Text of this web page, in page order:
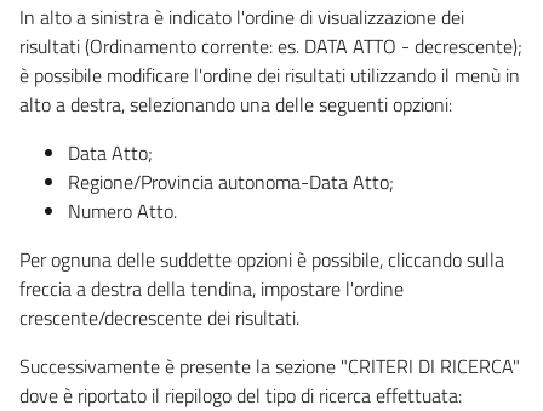
In alto a sinistra è indicato l'ordine di visualizzazione dei
risultati (Ordinamento corrente: es. DATA ATTO - decrescente);
è possibile modificare l'ordine dei risultati utilizzando il menù in
alto a destra, selezionando una delle seguenti opzioni:
Data Atto;
Regione/Provincia autonoma-Data Atto;
Numero Atto.
Per ognuna delle suddette opzioni è possibile, cliccando sulla
freccia a destra della tendina, impostare l'ordine
crescente/decrescente dei risultati.
Successivamente è presente la sezione "CRITERI DI RICERCA"
dove è riportato il riepilogo del tipo di ricerca effettuata: